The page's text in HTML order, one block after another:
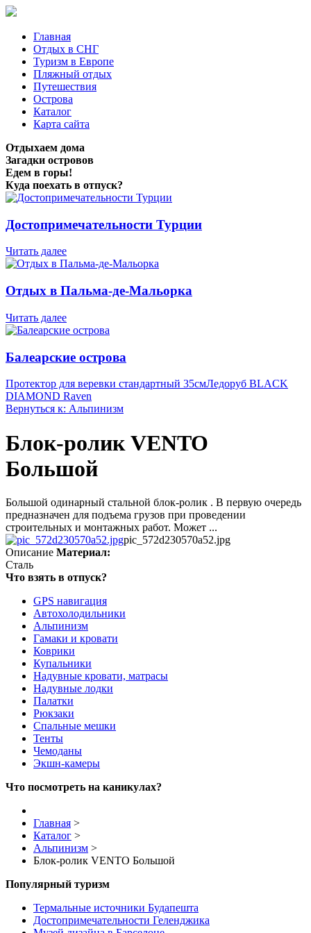
Главная
Отдых в СНГ
Туризм в Европе
Пляжный отдых
Путешествия
Острова
Каталог
Карта сайта
Отдыхаем дома
Загадки островов
Едем в горы!
Куда поехать в отпуск?
Достопримечательности Турции
Читать далее
Отдых в Пальма-де-Мальорка
Читать далее
Балеарские острова
Протектор для веревки стандартный 35смЛедоруб BLACK
DIAMOND Raven
Вернуться к: Альпинизм
Блок-ролик VENTO
Большой
Большой одинарный стальной блок-ролик . В первую очередь
предназначен для подъема грузов при проведении
строительных и монтажных работ. Может ...
pic_572d230570a52.jpg
Описание Материал:
Сталь
Что взять в отпуск?
GPS навигация
Автохолодильники
Альпинизм
Гамаки и кровати
Коврики
Купальники
Надувные кровати, матрасы
Надувные лодки
Палатки
Рюкзаки
Спальные мешки
Тенты
Чемоданы
Экшн-камеры
Что посмотреть на каникулах?
Главная >
Каталог >
Альпинизм >
Блок-ролик VENTO Большой
Популярный туризм
Термальные источники Будапешта
Достопримечательности Геленджика